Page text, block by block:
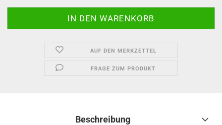
AUF DEN MERKZETTEL
FRAGE ZUM PRODUKT
Beschreibung